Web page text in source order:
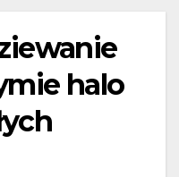
halo